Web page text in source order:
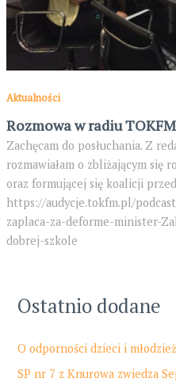
Aktualności
Rozmowa w radiu TOKFM
Zachęcam do posłuchania. Z
rozmawiałam o zbliżającym się
oraz formującej się koalicji
https://audycje.tokfm.pl/
zaplaca-za-deforme-minister-
dobrej-szkole
Ostatnio dodane
O odporności dzieci i
SP nr 7 z Knurowa zwiedza